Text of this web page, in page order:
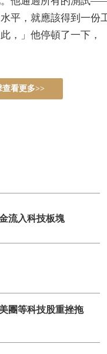
平，就應該得到一份
，」他停頓了一下，
看更多>>
流入科技板塊
團等科技股重挫拖